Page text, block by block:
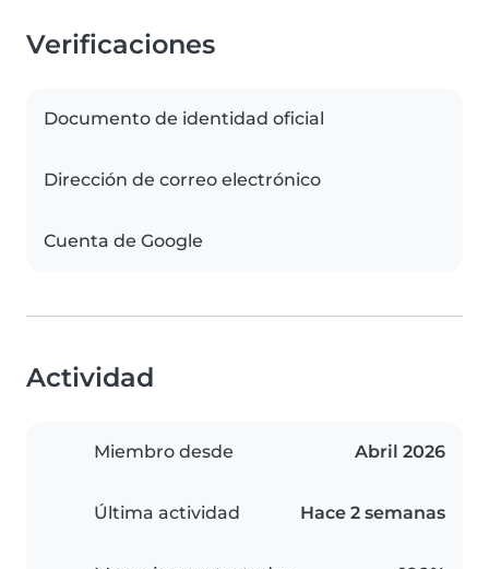
Verificaciones
Documento de identidad oficial
Dirección de correo electrónico
Cuenta de Google
Actividad
Miembro desde Abril 2026
Última actividad Hace 2 semanas